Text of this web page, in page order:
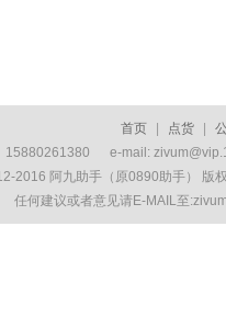
首页 点货
e-mail:
2016 阿九助手（原0890助手） 版
任何建议或者意见请E-MAIL至